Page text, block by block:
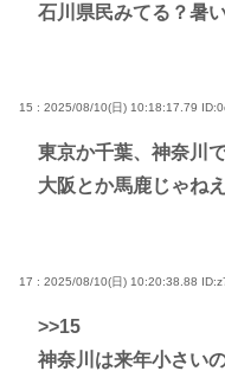
石川県民みてる？暑
15 : 2025/08/10(日) 10:18:17.79
東京か千葉、神奈川
大阪とか馬鹿じゃね
17 : 2025/08/10(日) 10:20:38.88
>>15
神奈川は来年小さい